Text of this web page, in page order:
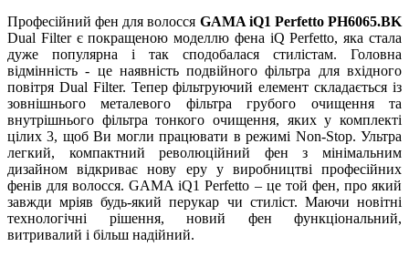
Професійний фен для волосся GAMA iQ1 Perfetto PH6065.BK
Dual Filter є покращеною моделлю фена iQ Perfetto, яка стала
дуже популярна і так сподобалася стилістам. Головна
відмінність - це наявність подвійного фільтра для вхідного
повітря Dual Filter. Тепер фільтруючий елемент складається із
зовнішнього металевого фільтра грубого очищення та
внутрішнього фільтра тонкого очищення, яких у комплекті
цілих 3, щоб Ви могли працювати в режимі Non-Stop. Ультра
легкий, компактний революційний фен з мінімальним
дизайном відкриває нову еру у виробництві професійних
фенів для волосся. GAMA iQ1 Perfetto – це той фен, про який
завжди мріяв будь-який перукар чи стиліст. Маючи новітні
технологічні рішення, новий фен функціональний,
витривалий і більш надійний.